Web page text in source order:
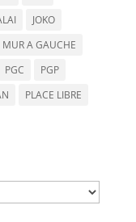
JOKO
MUR A GAUCHE
PGC
PGP
PLACE LIBRE